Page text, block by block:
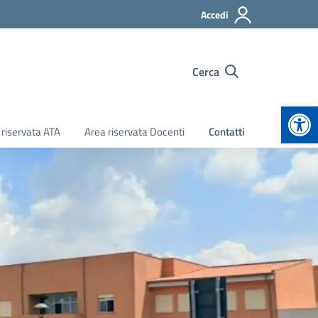
Accedi
Cerca
ATA Area riservata Docenti Contatti